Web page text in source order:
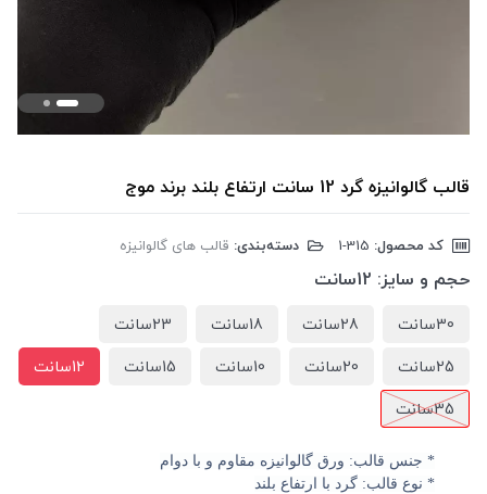
قالب گالوانیزه گرد 12 سانت ارتفاع بلند برند موج
کد محصول: دسته‌بندی: قالب های گالوانیزه
حجم و سایز: 12سانت
30سانت 28سانت 18سانت
23سانت
25سانت
20سانت 10سانت 15سانت
12سانت
35سانت
* جنس قالب: ورق گالوانیزه مقاوم و با دوام
* نوع قالب: گرد با ارتفاع بلند